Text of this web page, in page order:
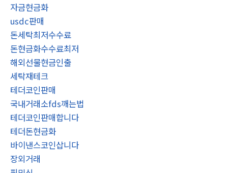
자금현금화
usdc판매
돈세탁최저수수료
돈현금화수수료최저
해외선물현금인출
세탁재테크
테더코인판매
국내거래소fds깨는법
테더코인판매합니다
테더돈현금화
바이낸스코인삽니다
장외거래